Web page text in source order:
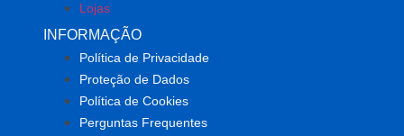
Lojas
INFORMAÇÃO
Política de Privacidade
Proteção de Dados
Política de Cookies
Perguntas Frequentes